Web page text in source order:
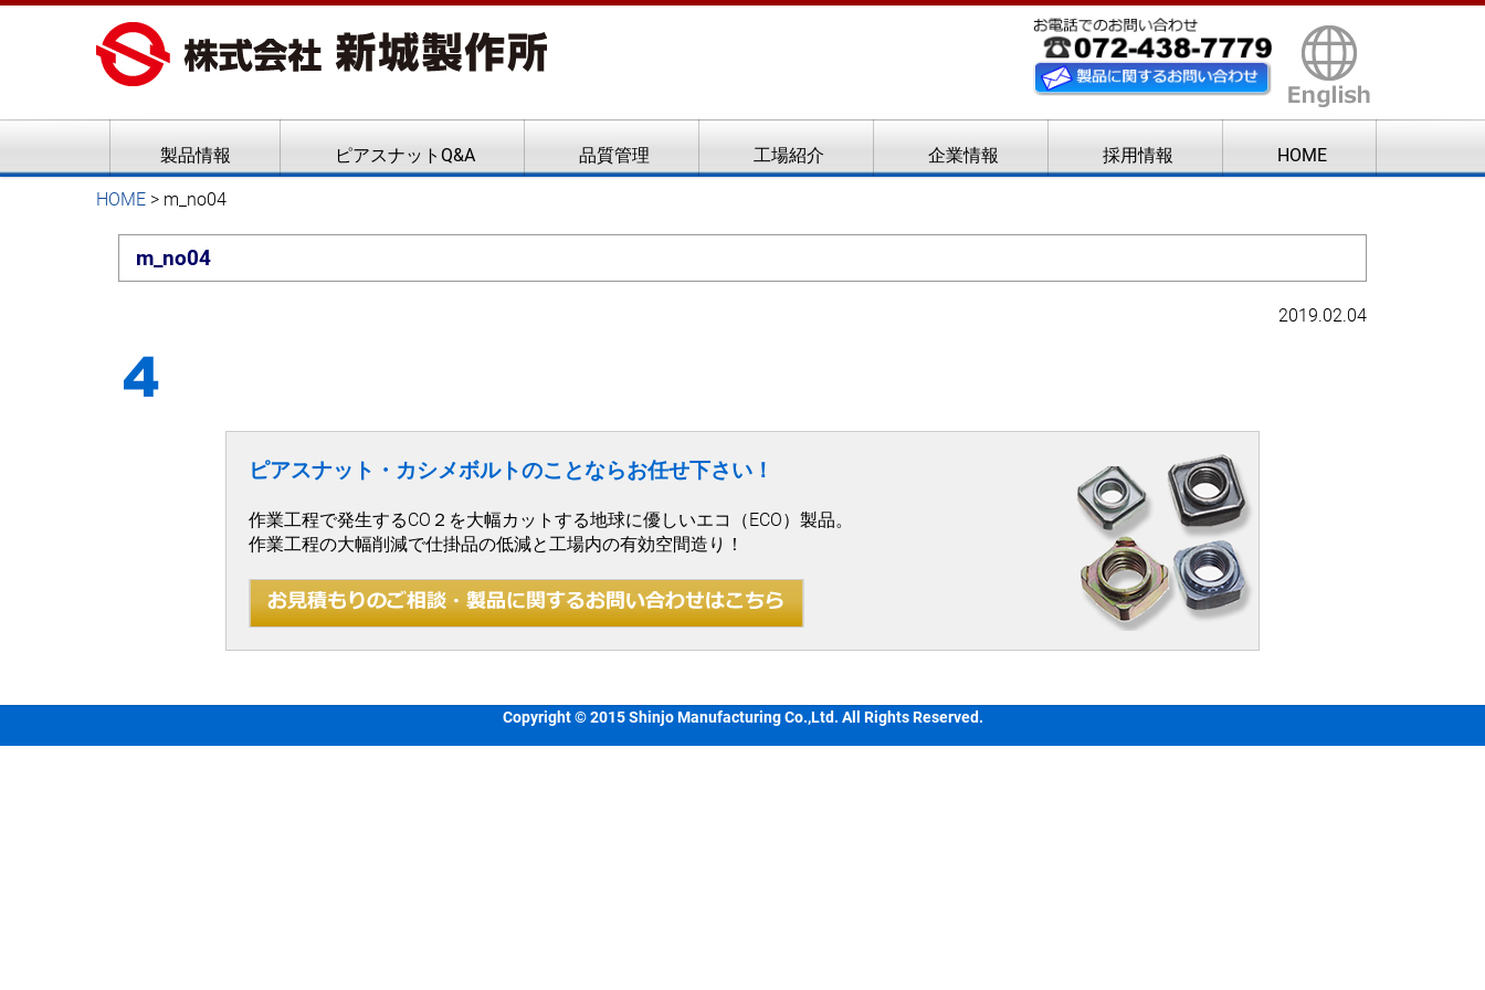
ピアスナット、クリンチボルト、フローフォーム
新城製作所
製品情報 ピアスナットQ&A 品質管理 工場紹介 企業情報 採用情報 HOME
HOME > m_no04
m_no04
2019.02.04
ピアスナット・カシメボルトのことならお任せ下さい！
作業工程で発生するCO２を大幅カットする地球に優しいエコ（ECO）製品。
作業工程の大幅削減で仕掛品の低減と工場内の有効空間造り！
Copyright © 2015 Shinjo Manufacturing Co.,Ltd. All Rights Reserved.